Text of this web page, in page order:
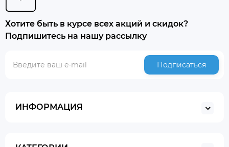
Хотите быть в курсе всех акций и скидок?
Подпишитесь на нашу рассылку
Подписаться
ИНФОРМАЦИЯ